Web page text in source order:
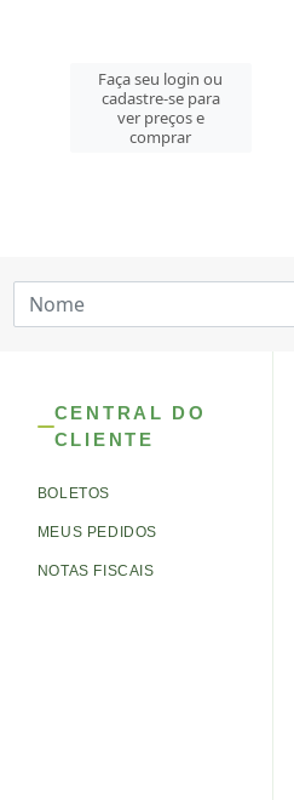
Faça seu login ou
cadastre-se para
ver preços e
comprar
CENTRAL DO
CLIENTE
BOLETOS
MEUS PEDIDOS
NOTAS FISCAIS